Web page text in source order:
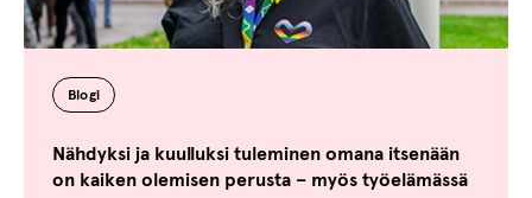
Blogi
Nähdyksi ja kuulluksi tuleminen omana itsenään
on kaiken olemisen perusta – myös työelämässä